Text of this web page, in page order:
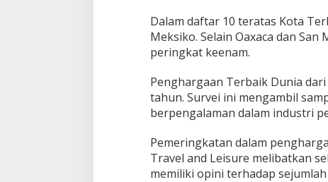
Dalam daftar 10 teratas Kota
Meksiko. Selain Oaxaca dan San
peringkat keenam.
Penghargaan Terbaik Dunia
tahun. Survei ini mengambil
berpengalaman dalam industri
Pemeringkatan dalam
Travel and Leisure melibatkan
memiliki opini terhadap